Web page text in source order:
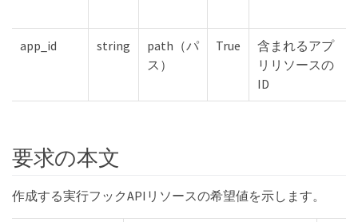
app_id string
path（パ
ス）
True
含まれるアプ
リリソースの
ID
要求の本文
作成する実行フックAPIリソースの希望値を示します。